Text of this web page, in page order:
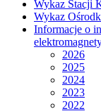
Wykaz Stacji
Wykaz
Informacje o
2026
2025
2024
2023
2022